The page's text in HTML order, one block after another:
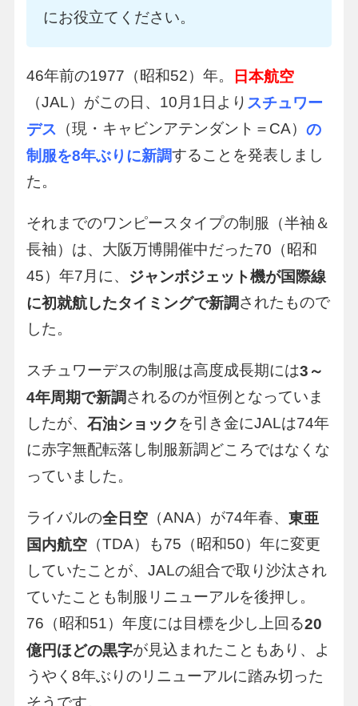
にお役立てください。
46年前の1977（昭和52）年。
日本航空
（JAL）がこの日、10月1日より スチュワー
デス （現・キャビンアテンダント＝CA） の
制服を8年ぶりに新調することを発表しまし
た。
それまでのワンピースタイプの制服（半袖＆
長袖）は、大阪万博開催中だった70（昭和
45）年7月に、 ジャンボジェット機が国際線
に初就航したタイミングで新調されたもので
した。
スチュワーデスの制服は高度成長期には3～
4年周期で新調されるのが恒例となっていま
したが、 石油ショックを引き金にJALは74年
に赤字無配転落し制服新調どころではなくな
っていました。
ライバルの全日空（ANA）が74年春、 東亜
国内航空（TDA）も75（昭和50）年に変更
していたことが、JALの組合で取り沙汰され
ていたことも制服リニューアルを後押し。
76（昭和51）年度には目標を少し上回る20
億円ほどの黒字が見込まれたこともあり、よ
うやく8年ぶりのリニューアルに踏み切った
そうです。